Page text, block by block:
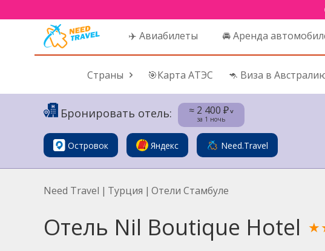
✈️ Авиабилеты 🚘 Аренда
Страны 🎯Карта АТЭС 🦘 Виза в
Бронировать отель: ≈ 2 400 ₽˅
за 1 ночь
Островок Яндекс Need.Travel
Need Travel | Турция | Отели Стамбуле
Отель Nil Boutique Hotel